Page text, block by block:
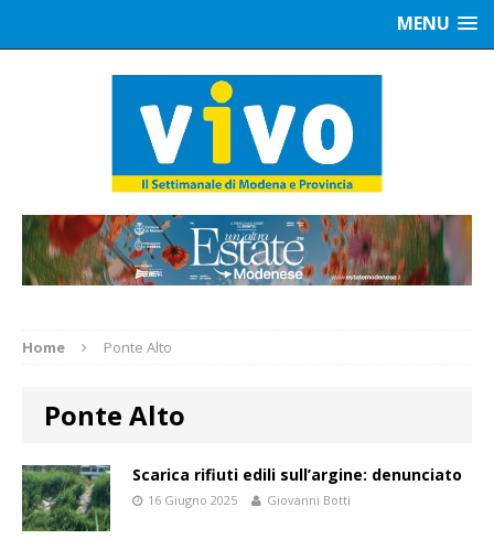
MENU
Home Ponte Alto
Ponte Alto
Scarica rifiuti edili sull’argine: denunciato
16 Giugno 2025 Giovanni Botti